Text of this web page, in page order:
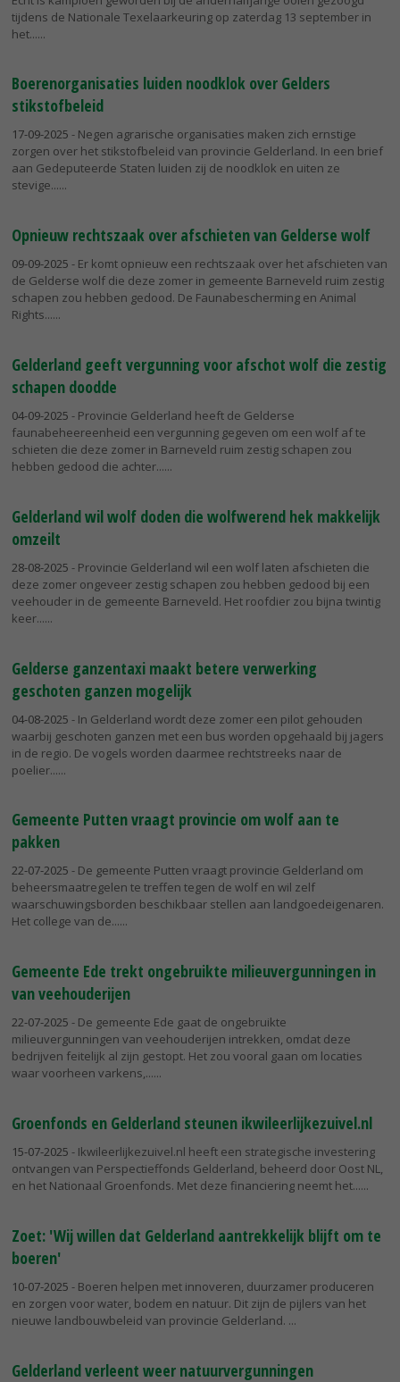
tijdens de Nationale Texelaarkeuring op zaterdag 13 september in
het...
Boerenorganisaties luiden noodklok over Gelders
stikstofbeleid
17-09-2025 - Negen agrarische organisaties maken zich ernstige
zorgen over het stikstofbeleid van provincie Gelderland. In een brief
aan Gedeputeerde Staten luiden zij de noodklok en uiten ze
stevige...
Opnieuw rechtszaak over afschieten van Gelderse wolf
09-09-2025 - Er komt opnieuw een rechtszaak over het afschieten van
de Gelderse wolf die deze zomer in gemeente Barneveld ruim zestig
schapen zou hebben gedood. De Faunabescherming en Animal
Rights...
Gelderland geeft vergunning voor afschot wolf die zestig
schapen doodde
04-09-2025 - Provincie Gelderland heeft de Gelderse
faunabeheereenheid een vergunning gegeven om een wolf af te
schieten die deze zomer in Barneveld ruim zestig schapen zou
hebben gedood die achter...
Gelderland wil wolf doden die wolfwerend hek makkelijk
omzeilt
28-08-2025 - Provincie Gelderland wil een wolf laten afschieten die
deze zomer ongeveer zestig schapen zou hebben gedood bij een
veehouder in de gemeente Barneveld. Het roofdier zou bijna twintig
keer...
Gelderse ganzentaxi maakt betere verwerking
geschoten ganzen mogelijk
04-08-2025 - In Gelderland wordt deze zomer een pilot gehouden
waarbij geschoten ganzen met een bus worden opgehaald bij jagers
in de regio. De vogels worden daarmee rechtstreeks naar de
poelier...
Gemeente Putten vraagt provincie om wolf aan te
pakken
22-07-2025 - De gemeente Putten vraagt provincie Gelderland om
beheersmaatregelen te treffen tegen de wolf en wil zelf
waarschuwingsborden beschikbaar stellen aan landgoedeigenaren.
Het college van de...
Gemeente Ede trekt ongebruikte milieuvergunningen in
van veehouderijen
22-07-2025 - De gemeente Ede gaat de ongebruikte
milieuvergunningen van veehouderijen intrekken, omdat deze
bedrijven feitelijk al zijn gestopt. Het zou vooral gaan om locaties
waar voorheen varkens,...
Groenfonds en Gelderland steunen ikwileerlijkezuivel.nl
15-07-2025 - Ikwileerlijkezuivel.nl heeft een strategische investering
ontvangen van Perspectieffonds Gelderland, beheerd door Oost NL,
en het Nationaal Groenfonds. Met deze financiering neemt het...
Zoet: 'Wij willen dat Gelderland aantrekkelijk blijft om te
boeren'
10-07-2025 - Boeren helpen met innoveren, duurzamer produceren
en zorgen voor water, bodem en natuur. Dit zijn de pijlers van het
nieuwe landbouwbeleid van provincie Gelderland.
Gelderland verleent weer natuurvergunningen